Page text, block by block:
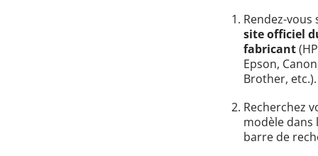
Rendez-vous
site officiel
fabricant
Epson,
Brother, etc.).
Recherchez
modèle dans
barre de